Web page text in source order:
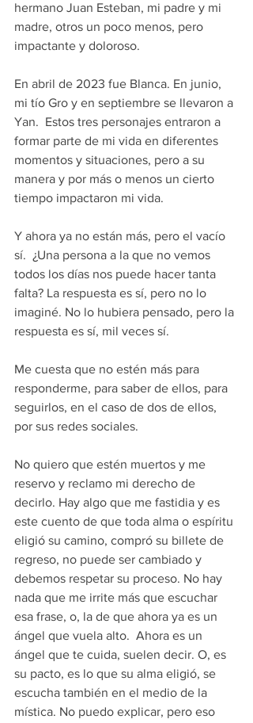
hermano Juan Esteban, mi padre y mi
madre, otros un poco menos, pero
impactante y doloroso.
En abril de 2023 fue Blanca. En junio,
mi tío Gro y en septiembre se llevaron a
Yan.  Estos tres personajes entraron a
formar parte de mi vida en diferentes
momentos y situaciones, pero a su
manera y por más o menos un cierto
tiempo impactaron mi vida.
Y ahora ya no están más, pero el vacío
sí.  ¿Una persona a la que no vemos
todos los días nos puede hacer tanta
falta? La respuesta es sí, pero no lo
imaginé. No lo hubiera pensado, pero la
respuesta es sí, mil veces sí.
Me cuesta que no estén más para
responderme, para saber de ellos, para
seguirlos, en el caso de dos de ellos,
por sus redes sociales.
No quiero que estén muertos y me
reservo y reclamo mi derecho de
decirlo. Hay algo que me fastidia y es
este cuento de que toda alma o espíritu
eligió su camino, compró su billete de
regreso, no puede ser cambiado y
debemos respetar su proceso. No hay
nada que me irrite más que escuchar
esa frase, o, la de que ahora ya es un
ángel que vuela alto.  Ahora es un
ángel que te cuida, suelen decir. O, es
su pacto, es lo que su alma eligió, se
escucha también en el medio de la
mística. No puedo explicar, pero eso